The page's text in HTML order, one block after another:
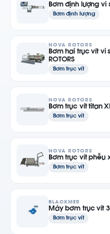
Bơm định lượng vi
Bơm định lượng
NOVA ROTORS
Bơm hai trục vít vi
ROTORS
Bơm trục vít
NOVA ROTORS
Bơm trục vít titan
Bơm trục vít
NOVA ROTORS
Bơm trục vít phễu
Bơm trục vít
BLACKMER
Máy bơm trục vít
Bơm trục vít